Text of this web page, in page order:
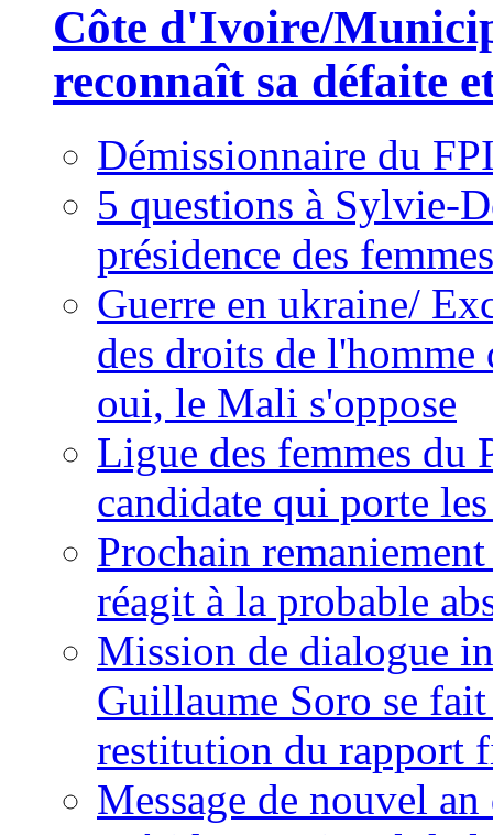
Côte d'Ivoire/
reconnaît sa défaite
Démissionnaire du
5 questions à Sylvie-
présidence des
Guerre en ukraine/
des droits de
oui, le Mali s'oppose
Ligue des femmes du
candidate qui porte
Prochain
réagit à la probable
Mission de dialogue
Guillaume Soro se
restitution du rapport
Message de nouvel